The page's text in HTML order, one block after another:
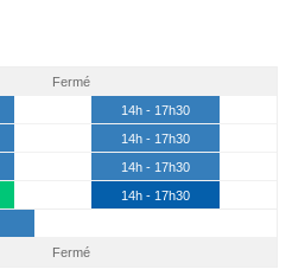
Fermé
14h - 17h30
14h - 17h30
14h - 17h30
14h - 17h30
Fermé